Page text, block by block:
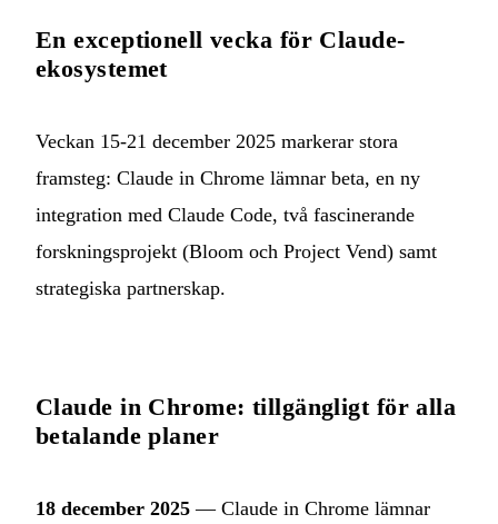
En exceptionell vecka för Claude-
ekosystemet
Veckan 15-21 december 2025 markerar stora
framsteg: Claude in Chrome lämnar beta, en ny
integration med Claude Code, två fascinerande
forskningsprojekt (Bloom och Project Vend) samt
strategiska partnerskap.
Claude in Chrome: tillgängligt för alla
betalande planer
18 december 2025 — Claude in Chrome lämnar